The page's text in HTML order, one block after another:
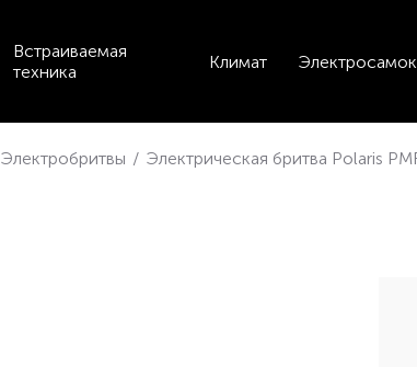
Встраиваемая
техника
Климат
Электробритвы / Электрическая бритва Polaris